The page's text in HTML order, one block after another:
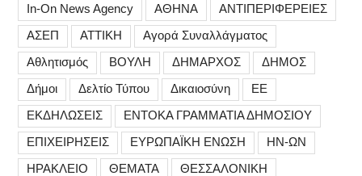
In-On News Agency ΑΘΗΝΑ
ΑΝΤΙΠΕΡΙΦΕΡΕΙΕΣ
ΑΣΕΠ
ΑΤΤΙΚΗ
Αγορά Συναλλάγματος
Αθλητισμός
ΒΟΥΛΗ ΔΗΜΑΡΧΟΣ
ΔΗΜΟΣ
Δήμοι
Δελτίο Τύπου Δικαιοσύνη
ΕΕ
ΕΚΔΗΛΩΣΕΙΣ
ΕΝΤΟΚΑ ΓΡΑΜΜΑΤΙΑ ΔΗΜΟΣΙΟΥ
ΕΠΙΧΕΙΡΗΣΕΙΣ
ΕΥΡΩΠΑΪΚΗ ΕΝΩΣΗ
ΗΝ-ΩΝ
ΗΡΑΚΛΕΙΟ
ΘΕΜΑΤΑ
ΘΕΣΣΑΛΟΝΙΚΗ